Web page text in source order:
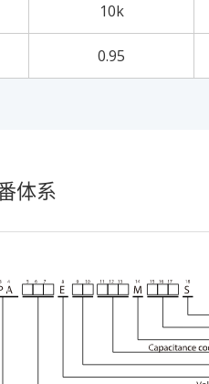
10k
0.95
体系